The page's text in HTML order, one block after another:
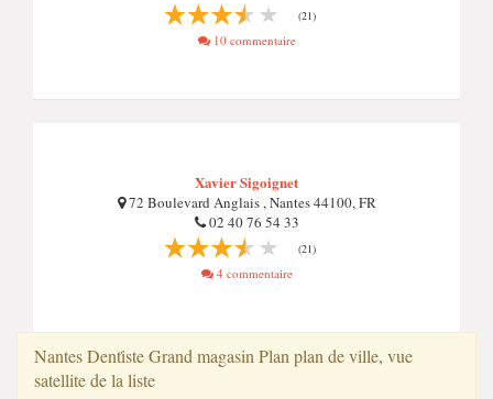
(21)
10 commentaire
Xavier Sigoignet
72 Boulevard Anglais , Nantes 44100, FR
02 40 76 54 33
(21)
4 commentaire
Nantes Denti̇ste Grand magasin Plan plan de ville, vue
satellite de la liste